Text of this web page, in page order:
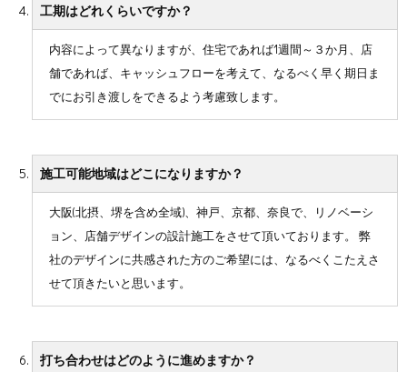
工期はどれくらいですか？
内容によって異なりますが、住宅であれば1週間～３か月、店
舗であれば、キャッシュフローを考えて、なるべく早く期日ま
でにお引き渡しをできるよう考慮致します。
施工可能地域はどこになりますか？
大阪(北摂、堺を含め全域)、神戸、京都、奈良で、リノベーシ
ョン、店舗デザインの設計施工をさせて頂いております。 弊
社のデザインに共感された方のご希望には、なるべくこたえさ
せて頂きたいと思います。
打ち合わせはどのように進めますか？